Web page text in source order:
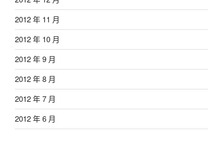
2012 年 11 月
2012 年 10 月
2012 年 9 月
2012 年 8 月
2012 年 7 月
2012 年 6 月